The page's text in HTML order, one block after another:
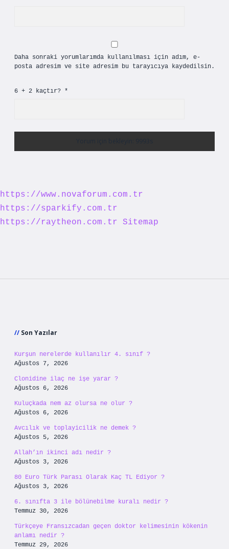
Daha sonraki yorumlarımda kullanılması için adım, e-
posta adresim ve site adresim bu tarayıcıya kaydedilsin.
6 + 2 kaçtır? *
https://www.novaforum.com.tr
https://sparkify.com.tr
https://raytheon.com.tr
Sitemap
Son Yazılar
Kurşun nerelerde kullanılır 4. sınıf ?
Ağustos 7, 2026
Clonidine ilaç ne işe yarar ?
Ağustos 6, 2026
Kuluçkada nem az olursa ne olur ?
Ağustos 6, 2026
Avcılık ve toplayicilik ne demek ?
Ağustos 5, 2026
Allah’ın ikinci adı nedir ?
Ağustos 3, 2026
80 Euro Türk Parası Olarak Kaç TL Ediyor ?
Ağustos 3, 2026
6. sınıfta 3 ile bölünebilme kuralı nedir ?
Temmuz 30, 2026
Türkçeye Fransızcadan geçen doktor kelimesinin kökenin
anlamı nedir ?
Temmuz 29, 2026